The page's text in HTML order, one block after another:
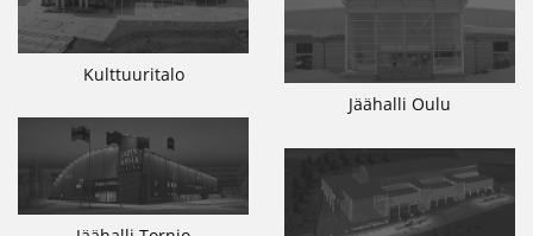
Kulttuuritalo
Jäähalli Oulu